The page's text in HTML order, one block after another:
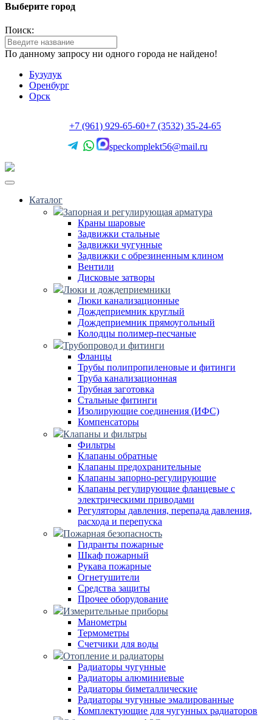
Выберите город
Поиск:
По данному запросу ни одного города не найдено!
Бузулук
Оренбург
Орск
+7 (961) 929-65-60+7 (3532) 35-24-65
speckomplekt56@mail.ru
Каталог
Запорная и регулирующая арматура
Краны шаровые
Задвижки стальные
Задвижки чугунные
Задвижки с обрезиненным клином
Вентили
Дисковые затворы
Люки и дождеприемники
Люки канализационные
Дождеприемник круглый
Дождеприемник прямоугольный
Колодцы полимер-песчаные
Трубопровод и фитинги
Фланцы
Трубы полипропиленовые и фитинги
Труба канализационная
Трубная заготовка
Стальные фитинги
Изолирующие соединения (ИФС)
Компенсаторы
Клапаны и фильтры
Фильтры
Клапаны обратные
Клапаны предохранительные
Клапаны запорно-регулирующие
Клапаны регулирующие фланцевые с
электрическими приводами
Регуляторы давления, перепада давления,
расхода и перепуска
Пожарная безопасность
Гидранты пожарные
Шкаф пожарный
Рукава пожарные
Огнетушители
Средства защиты
Прочее оборудование
Измерительные приборы
Манометры
Термометры
Счетчики для воды
Отопление и радиаторы
Радиаторы чугунные
Радиаторы алюминиевые
Радиаторы биметаллические
Радиаторы чугунные эмалированные
Комплектующие для чугунных радиаторов